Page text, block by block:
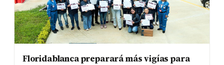
Floridablanca preparará más vigías para